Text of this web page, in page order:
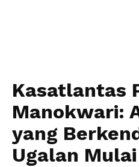
Kasatlantas
Manokwari:
yang
Ugalan